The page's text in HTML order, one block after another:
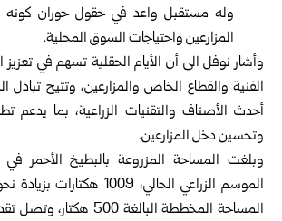
وله مستقبل واعد في حقول حوران كونه
المزارعين واحتياجات السوق المحلية.
وأشار نوفل الى أن الأيام الحقلية تسهم في
الفنية والقطاع الخاص والمزارعين، وتتيح تبادل
أحدث الأصناف والتقنيات الزراعية، بما يدعم
وتحسين دخل المزارعين.
وبلغت المساحة المزروعة بالبطيخ الأحمر
المساحة المخططة البالغة